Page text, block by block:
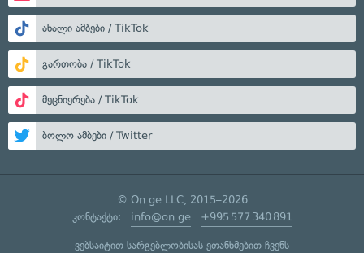
ახალი ამბები / TikTok
გართობა / TikTok
მეცნიერება / TikTok
ბოლო ამბები / Twitter
© On.ge LLC, 2015–2026
კონტაქტი: info@on.ge +995 577 340 891
ვებსაიტით სარგებლობისას ეთანხმებით ჩვენს